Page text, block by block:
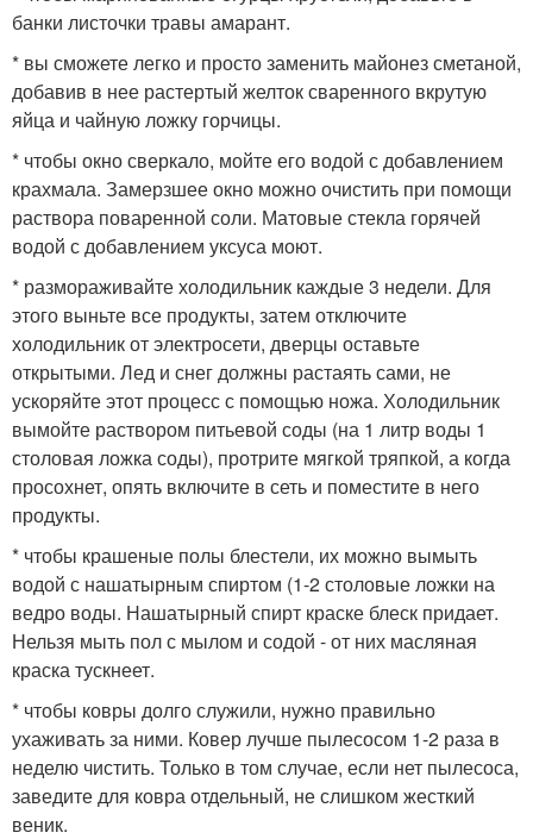
банки листочки травы амарант.
* вы сможете легко и просто заменить майонез сметаной,
добавив в нее растертый желток сваренного вкрутую
яйца и чайную ложку горчицы.
* чтобы окно сверкало, мойте его водой с добавлением
крахмала. Замерзшее окно можно очистить при помощи
раствора поваренной соли. Матовые стекла горячей
водой с добавлением уксуса моют.
* размораживайте холодильник каждые 3 недели. Для
этого выньте все продукты, затем отключите
холодильник от электросети, дверцы оставьте
открытыми. Лед и снег должны растаять сами, не
ускоряйте этот процесс с помощью ножа. Холодильник
вымойте раствором питьевой соды (на 1 литр воды 1
столовая ложка соды), протрите мягкой тряпкой, а когда
просохнет, опять включите в сеть и поместите в него
продукты.
* чтобы крашеные полы блестели, их можно вымыть
водой с нашатырным спиртом (1-2 столовые ложки на
ведро воды. Нашатырный спирт краске блеск придает.
Нельзя мыть пол с мылом и содой - от них масляная
краска тускнеет.
* чтобы ковры долго служили, нужно правильно
ухаживать за ними. Ковер лучше пылесосом 1-2 раза в
неделю чистить. Только в том случае, если нет пылесоса,
заведите для ковра отдельный, не слишком жесткий
веник.